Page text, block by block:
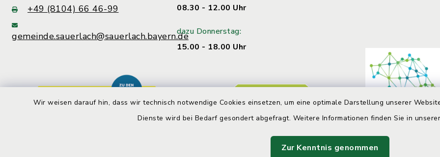
Wir weisen darauf hin, dass wir technisch notwendige Cookies einsetzen, um eine optimale Darstellung unserer
Dienste wird bei Bedarf gesondert abgefragt. Weitere Informationen finden Sie in
Zur Kenntnis genommen
+49 (8104) 66 46-99
gemeinde.sauerlach@sauerlach.bayern.de
08.30 - 12.00 Uhr
dazu Donnerstag:
15.00 - 18.00 Uhr